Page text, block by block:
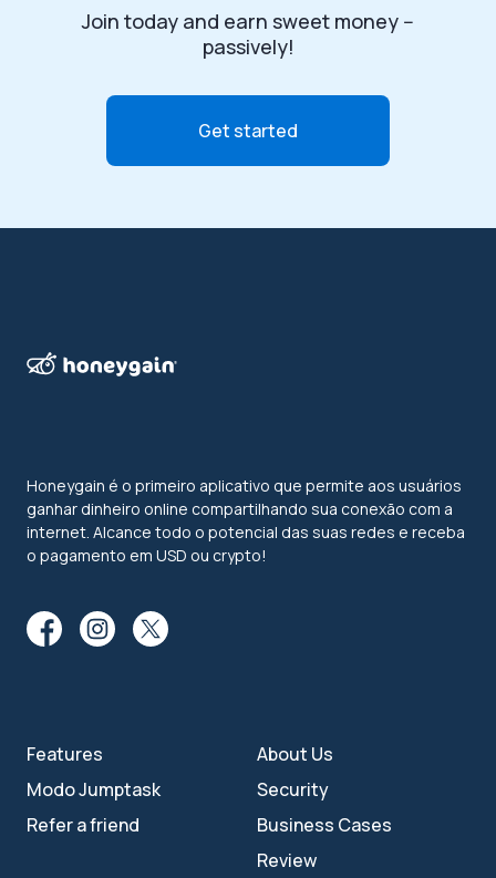
Join today and earn sweet money --
passively!
Get started
Honeygain é o primeiro aplicativo que permite aos usuários
ganhar dinheiro online compartilhando sua conexão com a
internet. Alcance todo o potencial das suas redes e receba
o pagamento em USD ou crypto!
Features
Modo Jumptask
Refer a friend
About Us
Security
Business Cases
Review